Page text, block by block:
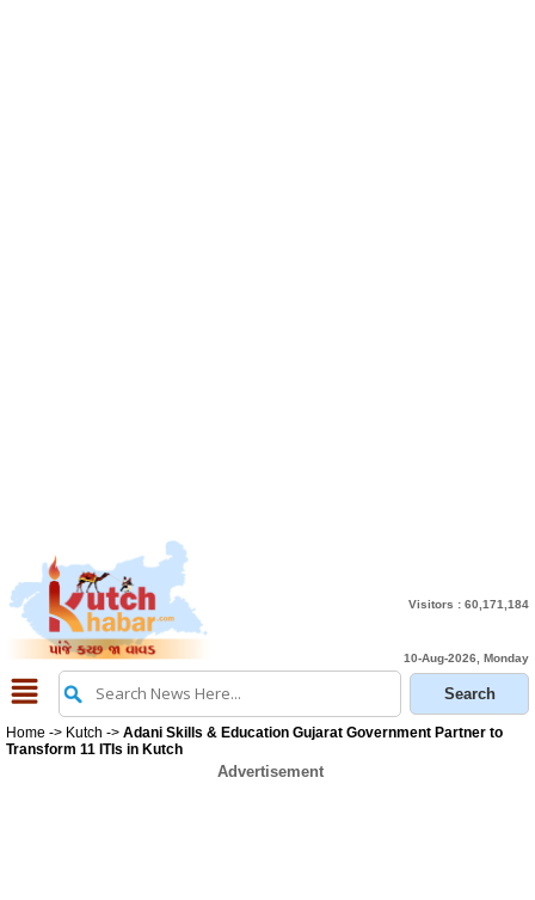
Visitors : 60,171,184
10-Aug-2026, Monday
Home -> Kutch -> Adani Skills & Education Gujarat Government Partner to
Transform 11 ITIs in Kutch
Advertisement